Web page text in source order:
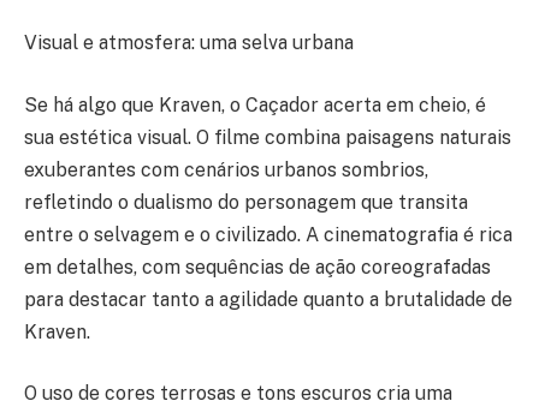
Visual e atmosfera: uma selva urbana
Se há algo que Kraven, o Caçador acerta em cheio, é
sua estética visual. O filme combina paisagens naturais
exuberantes com cenários urbanos sombrios,
refletindo o dualismo do personagem que transita
entre o selvagem e o civilizado. A cinematografia é rica
em detalhes, com sequências de ação coreografadas
para destacar tanto a agilidade quanto a brutalidade de
Kraven.
O uso de cores terrosas e tons escuros cria uma